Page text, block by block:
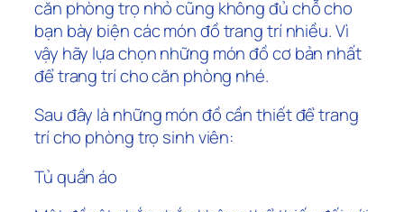
căn phòng trọ nhỏ cũng không đủ chỗ cho
bạn bày biện các món đồ trang trí nhiều. Vì
vậy hãy lựa chọn những món đồ cơ bản nhất
để trang trí cho căn phòng nhé.
Sau đây là những món đồ cần thiết để trang
trí cho phòng trọ sinh viên:
Tủ quần áo